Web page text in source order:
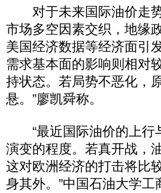
对于未来国际油价走势
市场多空因素交织，地缘
美国经济数据等经济面引
需求基本面的影响则相对
持状态。若局势不恶化，
悬。”廖凯舜称。
“最近国际油价的上行
演变的程度。若真开战，
这对欧洲经济的打击将比
身其外。”中国石油大学